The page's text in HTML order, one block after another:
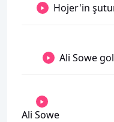
Hojer'in
Ali Sowe
Ali Sowe